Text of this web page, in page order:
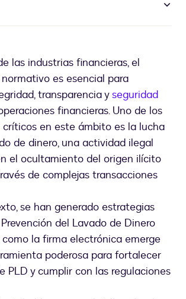
las industrias financieras, el
es esencial para
transparencia yseguridad
financieras. Uno de los
en este ámbito es la lucha
de dinero, una actividad ilegal
el ocultamiento del origen ilícito
de complejas transacciones
se han generado estrategias
del Lavado de Dinero
como la firma electrónica emerge
poderosa para fortalecer
PLD y cumplir con las regulaciones